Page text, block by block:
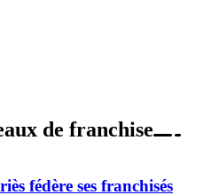
de franchise
fédère ses franchisés